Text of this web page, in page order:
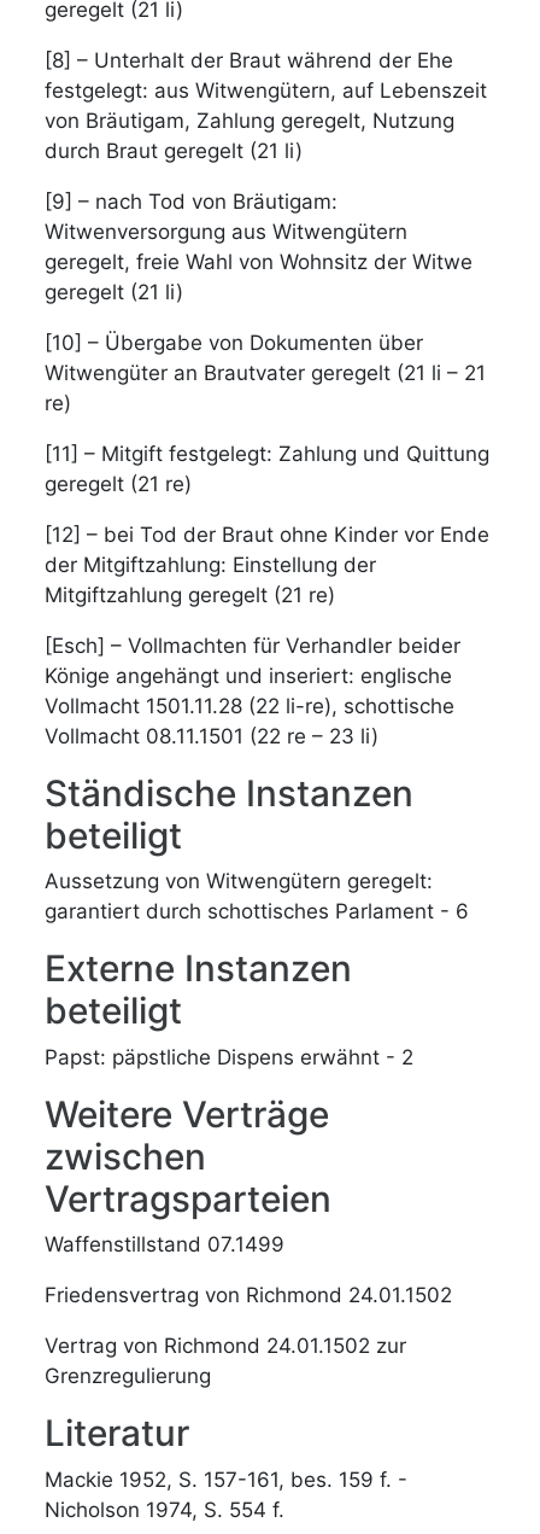
geregelt (21 li)
[8] – Unterhalt der Braut während der Ehe
festgelegt: aus Witwengütern, auf Lebenszeit
von Bräutigam, Zahlung geregelt, Nutzung
durch Braut geregelt (21 li)
[9] – nach Tod von Bräutigam:
Witwenversorgung aus Witwengütern
geregelt, freie Wahl von Wohnsitz der Witwe
geregelt (21 li)
[10] – Übergabe von Dokumenten über
Witwengüter an Brautvater geregelt (21 li – 21
re)
[11] – Mitgift festgelegt: Zahlung und Quittung
geregelt (21 re)
[12] – bei Tod der Braut ohne Kinder vor Ende
der Mitgiftzahlung: Einstellung der
Mitgiftzahlung geregelt (21 re)
[Esch] – Vollmachten für Verhandler beider
Könige angehängt und inseriert: englische
Vollmacht 1501.11.28 (22 li-re), schottische
Vollmacht 08.11.1501 (22 re – 23 li)
Ständische Instanzen
beteiligt
Aussetzung von Witwengütern geregelt:
garantiert durch schottisches Parlament - 6
Externe Instanzen
beteiligt
Papst: päpstliche Dispens erwähnt - 2
Weitere Verträge
zwischen
Vertragsparteien
Waffenstillstand 07.1499
Friedensvertrag von Richmond 24.01.1502
Vertrag von Richmond 24.01.1502 zur
Grenzregulierung
Literatur
Mackie 1952, S. 157-161, bes. 159 f. -
Nicholson 1974, S. 554 f.